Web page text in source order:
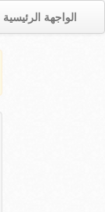
الواجهة الرئيسية